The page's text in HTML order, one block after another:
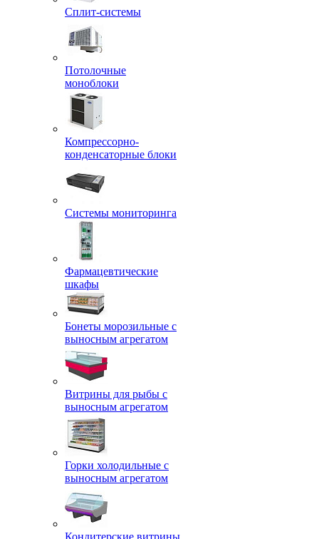
Сплит-системы
Потолочные
моноблоки
Компрессорно-
конденсаторные блоки
Системы мониторинга
Фармацевтические
шкафы
Бонеты морозильные с
выносным агрегатом
Витрины для рыбы с
выносным агрегатом
Горки холодильные с
выносным агрегатом
Кондитерские витрины